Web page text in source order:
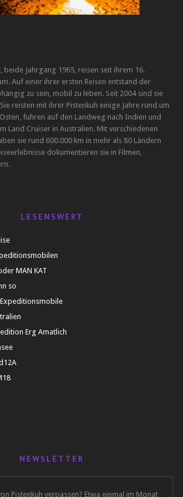
beide Jahrgang 1965, reisen seit ihrem 16.
Auf einer ihrer ersten Reisen entstand der
zu sein, mobil zu leben. Seit 2004 sind sie
reisten mit ihrer Pistenkuh einige Jahre rund um
fuhren auf den Landweg nach Indien und
Land Cruiser in Australien. Mit verschiedenen
sie rund 600.000 km in mehr als 80 Ländern
dokumentieren sie in Filmen,
LESENSWERT
MAN KAT
so
Erg Amatlich
NEWSLETTER
Pistenkuh verpassen? Etwa einmal im Monat